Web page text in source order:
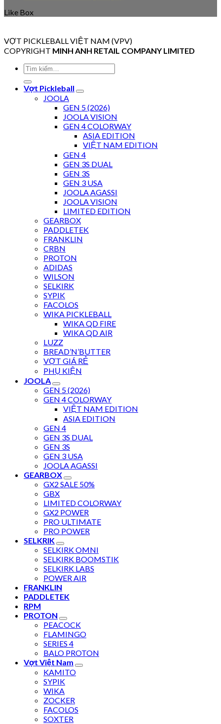
Like Box
VỢT PICKLEBALL VIỆT NAM (VPV)
COPYRIGHT MINH ANH RETAIL COMPANY LIMITED
Tìm
kiếm:
Vợt Pickleball
JOOLA
GEN 5 (2026)
JOOLA VISION
GEN 4 COLORWAY
ASIA EDITION
VIỆT NAM EDITION
GEN 4
GEN 3S DUAL
GEN 3S
GEN 3 USA
JOOLA AGASSI
JOOLA VISION
LIMITED EDITION
GEARBOX
PADDLETEK
FRANKLIN
CRBN
PROTON
ADIDAS
WILSON
SELKIRK
SYPIK
FACOLOS
WIKA PICKLEBALL
WIKA QD FIRE
WIKA QD AIR
LUZZ
BREAD’N’BUTTER
VỢT GIÁ RẺ
PHỤ KIỆN
JOOLA
GEN 5 (2026)
GEN 4 COLORWAY
VIỆT NAM EDITION
ASIA EDITION
GEN 4
GEN 3S DUAL
GEN 3S
GEN 3 USA
JOOLA AGASSI
GEARBOX
GX2 SALE 50%
GBX
LIMITED COLORWAY
GX2 POWER
PRO ULTIMATE
PRO POWER
SELKRIK
SELKIRK OMNI
SELKIRK BOOMSTIK
SELKIRK LABS
POWER AIR
FRANKLIN
PADDLETEK
RPM
PROTON
PEACOCK
FLAMINGO
SERIES 4
BALO PROTON
Vợt Việt Nam
KAMITO
SYPIK
WIKA
ZOCKER
FACOLOS
SOXTER